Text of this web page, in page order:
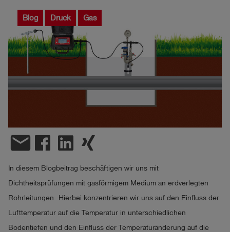
Karriere
Kontakt
account_circle
Registrierung
Blog Druck Gas
email
In diesem Blogbeitrag beschäftigen wir uns mit
Dichtheitsprüfungen mit gasförmigem Medium an erdverlegten
Rohrleitungen. Hierbei konzentrieren wir uns auf den Einfluss der
Lufttemperatur auf die Temperatur in unterschiedlichen
Bodentiefen und den Einfluss der Temperaturänderung auf die